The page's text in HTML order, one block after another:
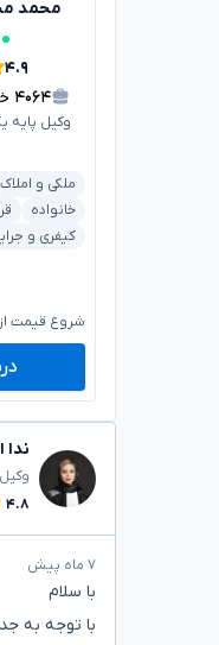
محمد
۴.۹
۴۰۶۴
وکیل پایه
ملکی و املاک
خانواده
کیفری و
شروع قیمت از
ندا
۴.۸
۷ ماه پیش
با سلام
با توجه به